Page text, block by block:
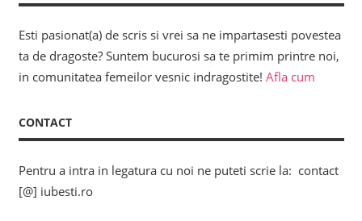
Esti pasionat(a) de scris si vrei sa ne impartasesti povestea
ta de dragoste? Suntem bucurosi sa te primim printre noi,
in comunitatea femeilor vesnic indragostite! Afla cum
CONTACT
Pentru a intra in legatura cu noi ne puteti scrie la: contact
[@] iubesti.ro